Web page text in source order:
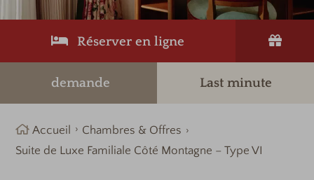
Réserver en ligne
demande Last minute
Accueil
Chambres & Offres
Suite de Luxe Familiale Côté Montagne – Type VI